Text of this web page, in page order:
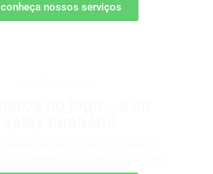
conheça nossos serviços